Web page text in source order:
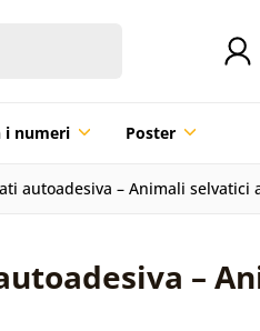
i numeri Poster
autoadesiva – Animali selvatici
–